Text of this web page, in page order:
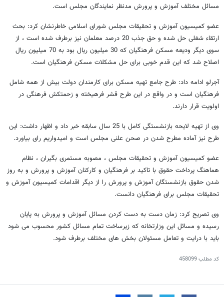
مسائل مختلف آموزش و پرورش مدنظر نمایندگان مجلس است.
عضو کمیسیون آموزش و تحقیقات مجلس شورای اسلامی خاطرنشان کرد: بحث
ارتقاء شغلی حل شده و حق جذب 20 درصد معلمان نیز برطرف شده است ، از
سوی دیگر ودیعه مسکن فرهنگیان که 30 میلیون ریال بود به 70 میلیون ریال
اصلاح شد که این قدم خوبی برای حل مشکلات مسکن فرهنگیان است.
آجرلو ادامه داد: طرح جامع تهیه مسکن برای کارمندان دولت بیش از همه شامل
فرهنگیان است و در واقع در این طرح قشر فرهیخته و زحمتکش فرهنگی در
اولویت قرار دارند.
وی از تهیه لایحه بازنشستگی کامل با 25 سال سابقه خبر داد و اظهار داشت: این
طرح نیز آماده مطرح شدن در صحن علنی مجلس است و امیدواریم رای بیاورد.
عضو کمیسیون آموزش و تحقیقات مجلس ، مصوبه مستمری بگیران ، نظام
هماهنگ پرداخت حقوق با تاکید بر فرهنگیان و کارکنان آموزش و پرورش و به روز
شدن حقوق بازنشستگان آموزش و پرورش را از دیگر اقدامات کمیسیون آموزش و
تحقیقات مجلس برای فرهنگیان دانست.
وی تصریح کرد: زمان دست به دست کردن مسائل آموزش و پرورش به پایان
رسیده و مسائل این وزارتخانه که زیرساخت تمام مسائل کشور محسوب می شود
باید با درایت و تعامل مسئولان بخش های مختلف برطرف شود.
کد مطلب458099